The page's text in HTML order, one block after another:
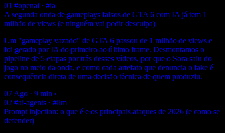
01 #openai · #ia
A segunda onda de gameplays falsos de GTA 6 com IA já tem 1
milhão de views (e ninguém vai pedir desculpa)
Um "gameplay vazado" de GTA 6 passou de 1 milhão de views e
foi gerado por IA do primeiro ao último frame. Desmontamos o
pipeline de 5 etapas por trás desses vídeos, por que o Sora saiu do
jogo no meio da onda, e como cada artefato que denuncia o fake é
consequência direta de uma decisão técnica de quem produziu.
07 Ago · 9 min ›
02 #ai-agents · #llm
Prompt injection: o que é e os principais ataques de 2026 (e como se
defender)